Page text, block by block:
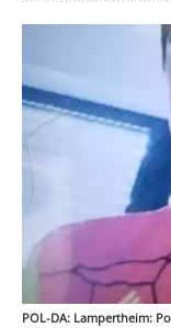
POL-DA: Lampertheim: